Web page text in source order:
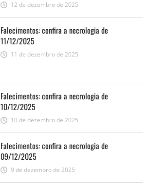
12 de dezembro de 2025
Falecimentos: confira a necrologia de
11/12/2025
11 de dezembro de 2025
Falecimentos: confira a necrologia de
10/12/2025
10 de dezembro de 2025
Falecimentos: confira a necrologia de
09/12/2025
9 de dezembro de 2025